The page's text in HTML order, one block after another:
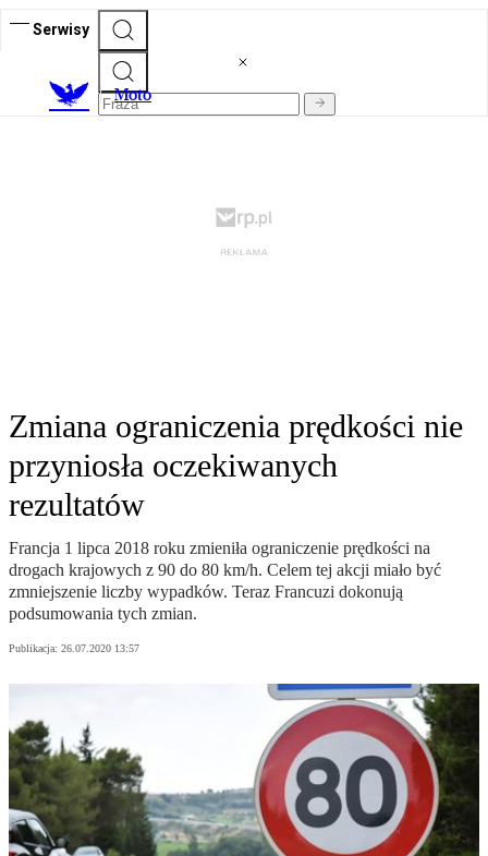
Serwisy
Moto
Zmiana ograniczenia prędkości nie
przyniosła oczekiwanych
rezultatów
Francja 1 lipca 2018 roku zmieniła ograniczenie prędkości na
drogach krajowych z 90 do 80 km/h. Celem tej akcji miało być
zmniejszenie liczby wypadków. Teraz Francuzi dokonują
podsumowania tych zmian.
Publikacja: 26.07.2020 13:57